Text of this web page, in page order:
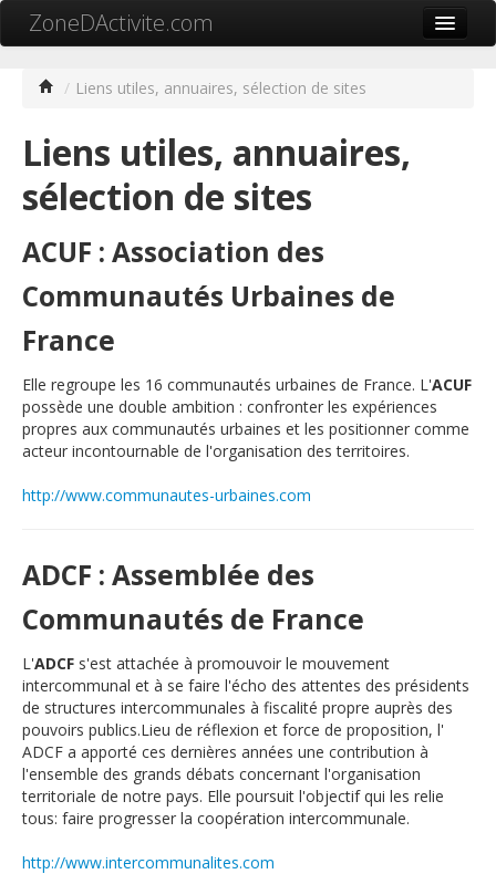
ZoneDActivite.com
Cartographie ZA
Recherche avancée
Référencer ma zone
Contact
Mon ZA.com
中文
English
Connexion
/ Liens utiles, annuaires, sélection de sites
Liens utiles, annuaires,
sélection de sites
ACUF : Association des
Communautés Urbaines de
France
Elle regroupe les 16 communautés urbaines de France. L'ACUF
possède une double ambition : confronter les expériences
propres aux communautés urbaines et les positionner comme
acteur incontournable de l'organisation des territoires.
http://www.communautes-urbaines.com
ADCF : Assemblée des
Communautés de France
L'ADCF s'est attachée à promouvoir le mouvement
intercommunal et à se faire l'écho des attentes des présidents
de structures intercommunales à fiscalité propre auprès des
pouvoirs publics.Lieu de réflexion et force de proposition, l'
ADCF a apporté ces dernières années une contribution à
l'ensemble des grands débats concernant l'organisation
territoriale de notre pays. Elle poursuit l'objectif qui les relie
tous: faire progresser la coopération intercommunale.
http://www.intercommunalites.com